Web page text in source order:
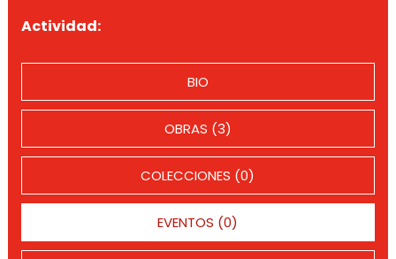
Actividad:
BIO
OBRAS (3)
COLECCIONES (0)
EVENTOS (0)